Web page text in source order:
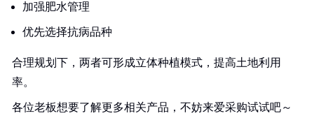
加强肥水管理
优先选择抗病品种
合理规划下，两者可形成立体种植模式，提高土地利用
率。
各位老板想要了解更多相关产品，不妨来爱采购试试吧～